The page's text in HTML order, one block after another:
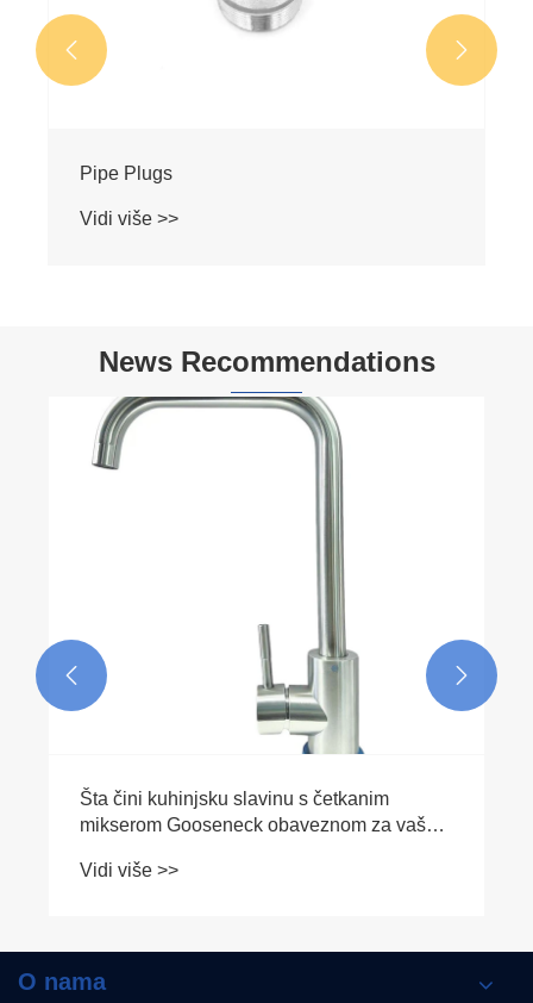
Navojni umetak
Vidi više >>
 
News Recommendations
Zašto je dvostruki pritisak jednaka spojnica
neophodna za moderne mehaničke sisteme
Vidi više >>
 
O nama